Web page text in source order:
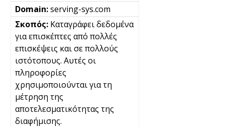
serving-sys.com
Καταγράφει δεδομένα
για επισκέπτες από πολλές
επισκέψεις και σε πολλούς
ιστότοπους. Αυτές οι
πληροφορίες
χρησιμοποιούνται για τη
μέτρηση της
αποτελεσματικότητας της
διαφήμισης.